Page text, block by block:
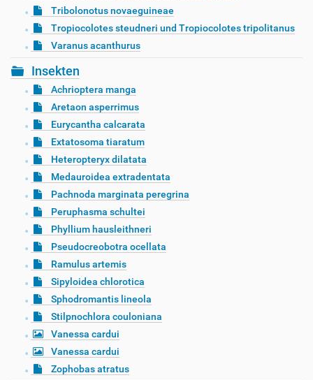
Tribolonotus novaeguineae
Tropiocolotes steudneri und Tropiocolotes tripolitanus
Varanus acanthurus
Insekten
Achrioptera manga
Aretaon asperrimus
Eurycantha calcarata
Extatosoma tiaratum
Heteropteryx dilatata
Medauroidea extradentata
Pachnoda marginata peregrina
Peruphasma schultei
Phyllium hausleithneri
Pseudocreobotra ocellata
Ramulus artemis
Sipyloidea chlorotica
Sphodromantis lineola
Stilpnochlora couloniana
Vanessa cardui
Vanessa cardui
Zophobas atratus